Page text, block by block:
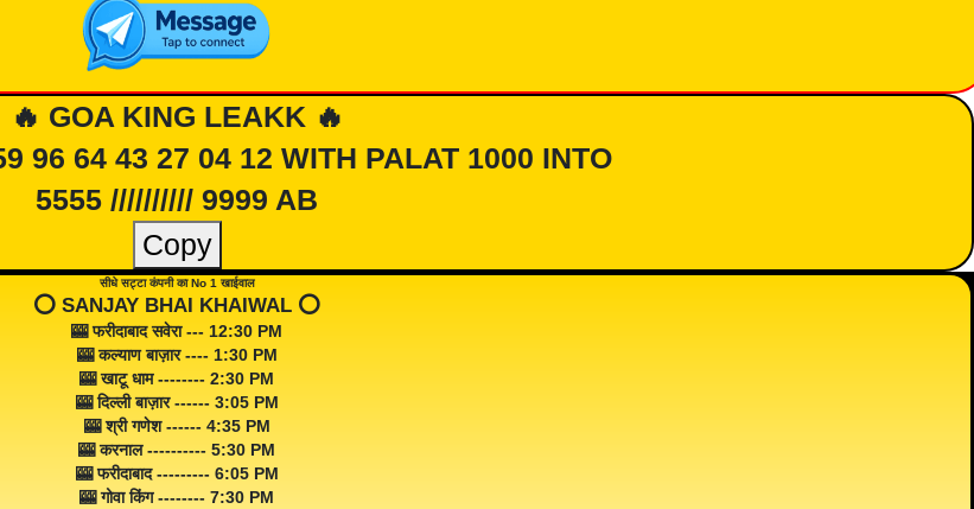
🔥 GOA KING LEAKK 🔥
96 64 43 27 04 12 WITH PALAT 1000 INTO
5555 ////////// 9999 AB
Copy
सीधे सट्टा कंपनी का No 1 खाईवाल
⭕️ SANJAY BHAI KHAIWAL ⭕️
🎰 फरीदाबाद सवेरा --- 12:30 PM
🎰 कल्याण बाज़ार ---- 1:30 PM
🎰 खाटू धाम -------- 2:30 PM
🎰 दिल्ली बाज़ार ------ 3:05 PM
🎰 श्री गणेश ------ 4:35 PM
🎰 करनाल ---------- 5:30 PM
🎰 फरीदाबाद --------- 6:05 PM
🎰 गोवा किंग -------- 7:30 PM